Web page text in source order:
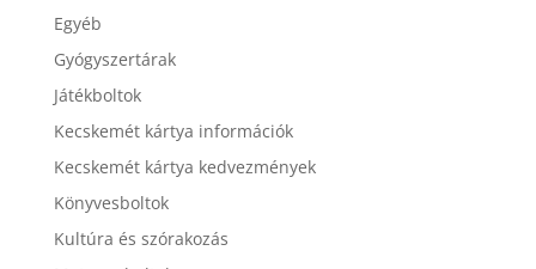
Egyéb
Gyógyszertárak
Játékboltok
Kecskemét kártya információk
Kecskemét kártya kedvezmények
Könyvesboltok
Kultúra és szórakozás